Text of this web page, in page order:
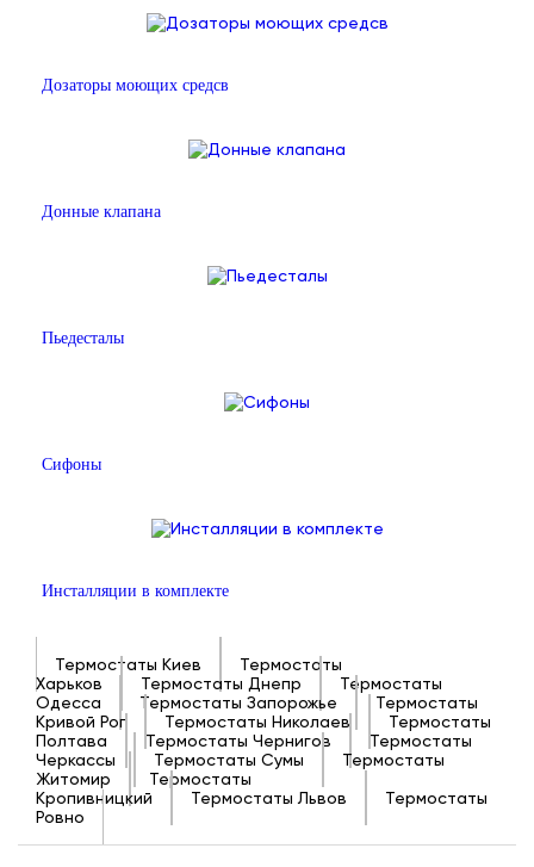
Дозаторы моющих средсв
Донные клапана
Пьедесталы
Сифоны
Инсталляции в комплекте
Термостаты Киев
Термостаты
Харьков
Термостаты Днепр
Термостаты
Одесса
Термостаты Запорожье
Термостаты
Кривой Рог
Термостаты Николаев
Термостаты
Полтава
Термостаты Чернигов
Термостаты
Черкассы
Термостаты Сумы
Термостаты
Житомир
Термостаты
Кропивницкий
Термостаты Львов
Термостаты
Ровно